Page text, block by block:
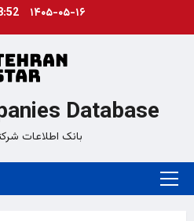
۱۴۰۵-۰۵-۱۶ PM
Database
بانک اطلاعات
Primary